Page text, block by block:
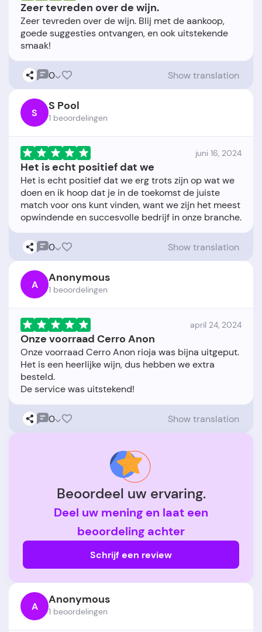
Zeer tevreden over de wijn.
Zeer tevreden over de wijn. Blij met de aankoop,
goede suggesties ontvangen, en ook uitstekende
0 Show translation
S S Pool
1 beoordelingen
juni 16, 2024
Het is echt positief dat we
Het is echt positief dat we erg trots zijn op wat we
doen en ik hoop dat je in de toekomst de juiste
match voor ons kunt vinden, want we zijn het meest
0 Show translation
A Anonymous
1 beoordelingen
april 24, 2024
Onze voorraad Cerro Anon
Onze voorraad Cerro Anon rioja was bijna uitgeput.
Het is een heerlijke wijn, dus hebben we extra
besteld.
0 Show translation
Beoordeel uw ervaring.
Deel uw mening en laat een
beoordeling achter
Schrijf een review
A Anonymous
1 beoordelingen